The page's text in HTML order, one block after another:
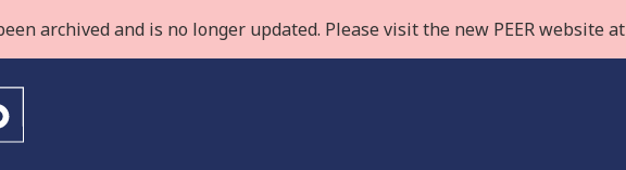
archived and is no longer updated. Please visit the new PEER website at